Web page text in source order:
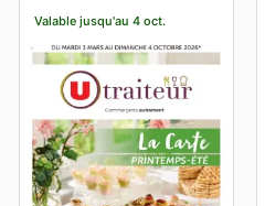
Valable jusqu'au 4 oct.